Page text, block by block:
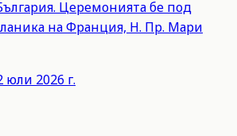
Церемонията бе под
на Франция, Н. Пр. Мари
юли 2026 г.